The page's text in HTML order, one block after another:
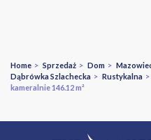
Home > Sprzedaż > Dom >
Dąbrówka Szlachecka > Rustykalna
kameralnie 146.12 m²